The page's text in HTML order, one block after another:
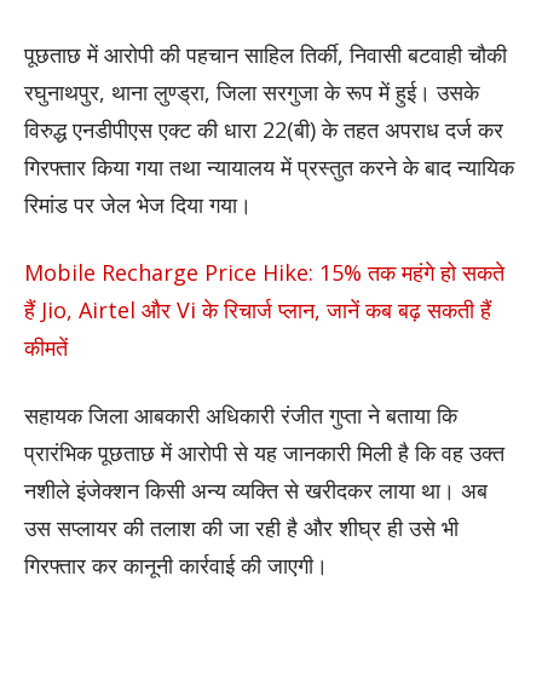
पूछताछ में आरोपी की पहचान साहिल तिर्की, निवासी बटवाही चौकी
रघुनाथपुर, थाना लुण्ड्रा, जिला सरगुजा के रूप में हुई। उसके
विरुद्ध एनडीपीएस एक्ट की धारा 22(बी) के तहत अपराध दर्ज कर
गिरफ्तार किया गया तथा न्यायालय में प्रस्तुत करने के बाद न्यायिक
रिमांड पर जेल भेज दिया गया।
Mobile Recharge Price Hike: 15% तक महंगे हो सकते
हैं Jio, Airtel और Vi के रिचार्ज प्लान, जानें कब बढ़ सकती हैं
कीमतें
सहायक जिला आबकारी अधिकारी रंजीत गुप्ता ने बताया कि
प्रारंभिक पूछताछ में आरोपी से यह जानकारी मिली है कि वह उक्त
नशीले इंजेक्शन किसी अन्य व्यक्ति से खरीदकर लाया था। अब
उस सप्लायर की तलाश की जा रही है और शीघ्र ही उसे भी
गिरफ्तार कर कानूनी कार्रवाई की जाएगी।